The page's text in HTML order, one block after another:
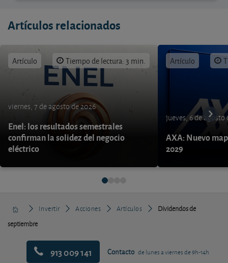
Artículos relacionados
Artículo Tiempo de lectura: 3 min.
viernes, 7 de agosto de 2026
Enel: los resultados semestrales
confirman la solidez del negocio
eléctrico
Artículo
jueves, 6 de agosto
AXA: Nuevo
2029
Invertir Acciones Artículos
Dividendos de
septiembre
913 009 141 Contacto de lunes a viernes de 9h-14h